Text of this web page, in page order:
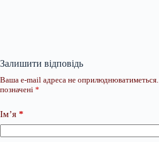
Залишити відповідь
Ваша e-mail адреса не оприлюднюватиметься.
позначені *
Ім’я *